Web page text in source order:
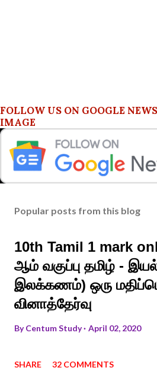
FOLLOW US ON GOOGLE
IMAGE
Popular posts from this blog
10th Tamil 1 mark
ஆம் வகுப்பு தமிழ் -
இலக்கணம்) ஒரு
வினாத்தேர்வு
ByCentum Study April 02, 2020
SHARE 32 COMMENTS